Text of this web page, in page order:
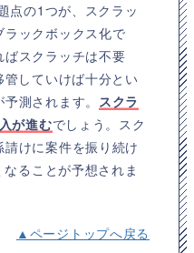
点の1つが、スクラッ
ックボックス化で
スクラッチは不要
していけば十分とい
測されます。 スクラ
が進むでしょう。スク
けに案件を振り続け
ることが予想されま
▲ページトップへ戻る